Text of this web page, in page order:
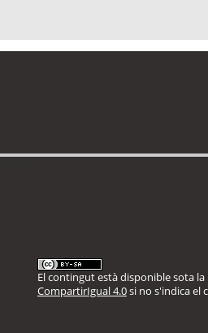
El contingut està disponible sota la
CompartirIgual 4.0si no s'indica el